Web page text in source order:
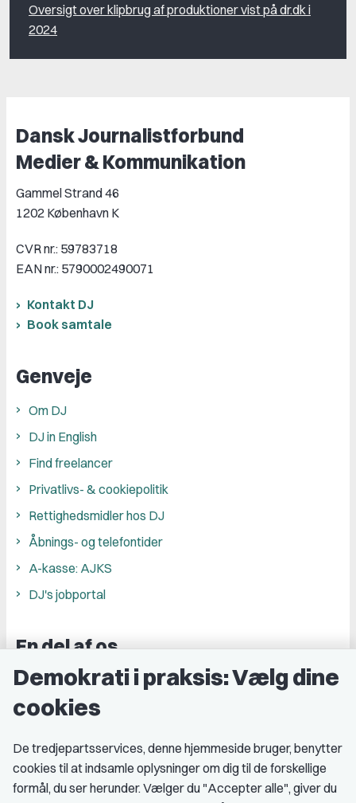
Oversigt over klipbrug af produktioner vist på dr.dk i
2024
Dansk Journalistforbund
Medier & Kommunikation
Gammel Strand 46
1202 København K
CVR nr.: 59783718
EAN nr.: 5790002490071
Kontakt DJ
Book samtale
Genveje
Om DJ
DJ in English
Find freelancer
Privatlivs- & cookiepolitik
Rettighedsmidler hos DJ
Åbnings- og telefontider
A-kasse: AJKS
DJ's jobportal
En del af os
Grupper og kredse
Studenterorganisationer
Medlemskab
Demokrati i praksis: Vælg dine
cookies
De tredjepartsservices, denne hjemmeside bruger, benytter
cookies til at indsamle oplysninger om dig til de forskellige
formål, du ser herunder. Vælger du "Accepter alle", giver du